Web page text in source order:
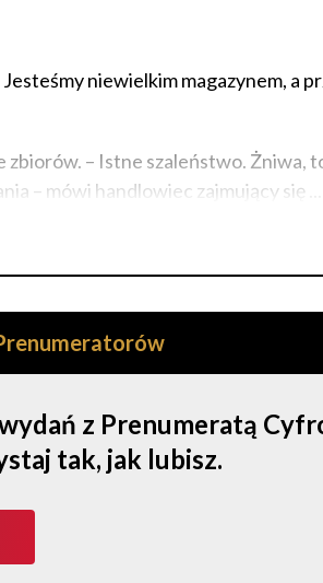
niewielkim magazynem, a
zbiorów. – Istne szaleństwo. Żniwa,
– mówi handlowiec zajmujący się ...
z Prenumeratą
tak, jak lubisz.